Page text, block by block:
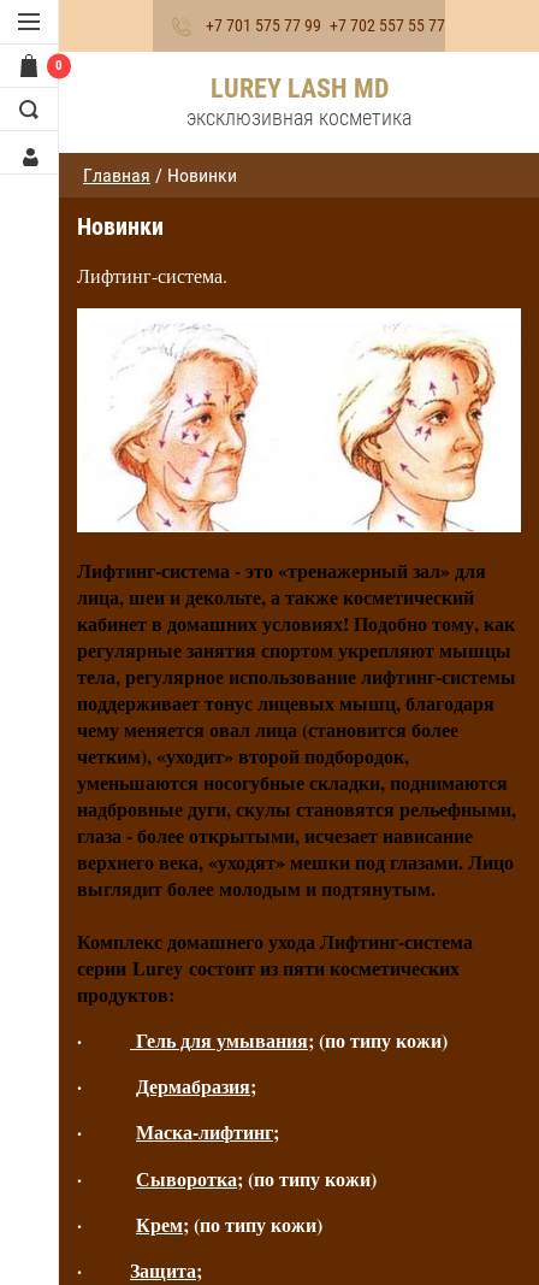
0
+7 701 575 77 99 +7 702 557 55 77
LUREY LASH MD
эксклюзивная косметика
Главная / Новинки
Новинки
Лифтинг-система.
Лифтинг-система - это «тренажерный зал» для
лица, шеи и декольте, а также косметический
кабинет в домашних условиях! Подобно тому, как
регулярные занятия спортом укрепляют мышцы
тела, регулярное использование лифтинг-системы
поддерживает тонус лицевых мышц, благодаря
чему меняется овал лица (становится более
четким), «уходит» второй подбородок,
уменьшаются носогубные складки, поднимаются
надбровные дуги, скулы становятся рельефными,
глаза - более открытыми, исчезает нависание
верхнего века, «уходят» мешки под глазами. Лицо
выглядит более молодым и подтянутым.
Комплекс домашнего ухода Лифтинг-система
серии Lurey состоит из пяти косметических
продуктов:
·
Гель для умывания; (по типу кожи)
· Дермабразия;
· Маска-лифтинг;
· Сыворотка; (по типу кожи)
· Крем; (по типу кожи)
· Защита;